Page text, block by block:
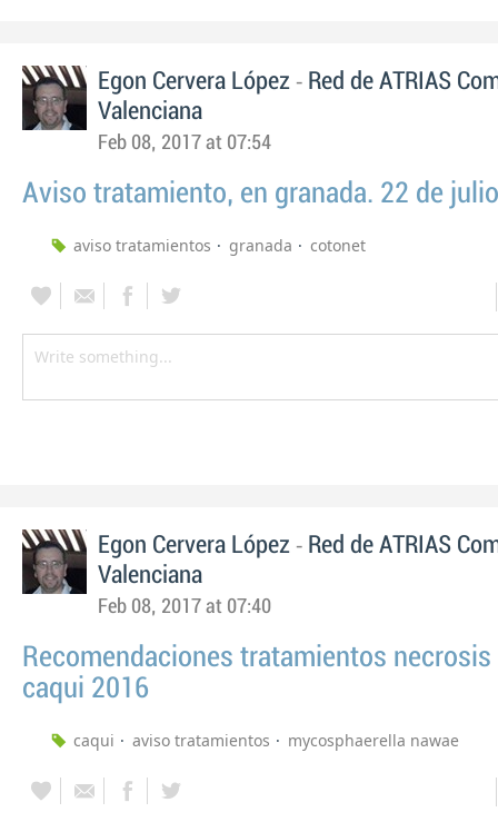
Egon Cervera López - Red de ATRIAS
Valenciana
Feb 08, 2017 at 07:54
Aviso tratamiento, en granada. 22 de
aviso tratamientos granada cotonet
Egon Cervera López - Red de ATRIAS
Valenciana
Feb 08, 2017 at 07:40
Recomendaciones tratamientos
caqui 2016
caqui aviso tratamientos mycosphaerella nawae